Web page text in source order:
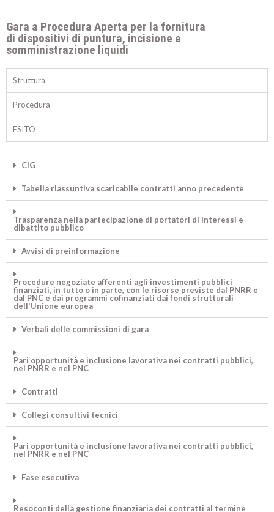
Gara a Procedura Aperta per la fornitura
di dispositivi di puntura, incisione e
somministrazione liquidi
Struttura
Procedura
ESITO
CIG
Tabella riassuntiva scaricabile contratti anno precedente
Trasparenza nella partecipazione di portatori di interessi e
dibattito pubblico
Avvisi di preinformazione
Procedure negoziate afferenti agli investimenti pubblici
finanziati, in tutto o in parte, con le risorse previste dal PNRR e
dal PNC e dai programmi cofinanziati dai fondi strutturali
dell'Unione europea
Verbali delle commissioni di gara
Pari opportunità e inclusione lavorativa nei contratti pubblici,
nel PNRR e nel PNC
Contratti
Collegi consultivi tecnici
Pari opportunità e inclusione lavorativa nei contratti pubblici,
nel PNRR e nel PNC
Fase esecutiva
Resoconti della gestione finanziaria dei contratti al termine